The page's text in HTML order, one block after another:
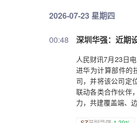
2026-07-23 星期四
00:48 深圳华强：近期
人民财讯7月23日
进华为计算部件的
司，并将该公司定
联动各类合作伙伴
力，共建覆盖端、